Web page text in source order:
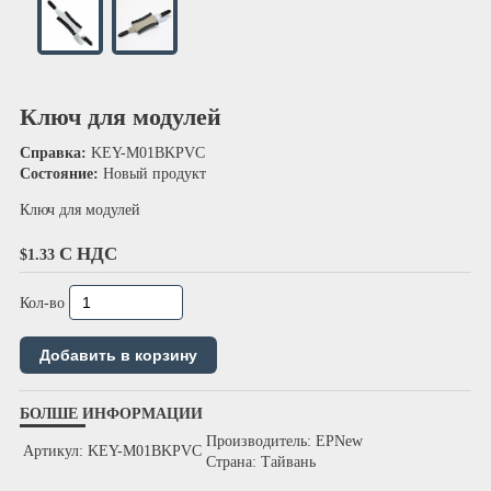
Ключ для модулей
Справка: KEY-M01BKPVC
Состояние: Новый продукт
Ключ для модулей
$1.33 С НДС
Кол-во
БОЛШЕ ИНФОРМАЦИИ
Артикул: KEY-M01BKPVC
Производитель: EPNew
Страна: Тайвань